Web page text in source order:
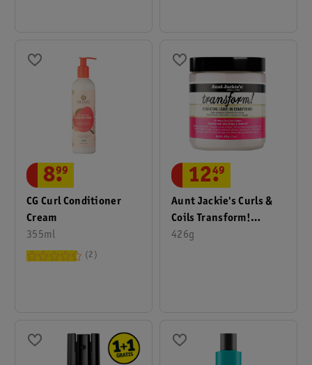
CG Curl Conditioner
Cream
355ml
8.
99
2
Aunt Jackie's Curls &
Coils Transform!
Hydrating Leave-In
426g
12.
49